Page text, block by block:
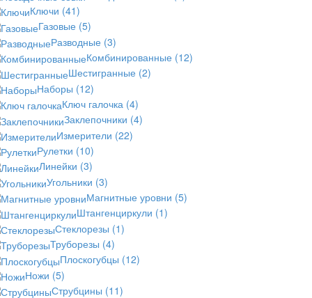
Ключи (41)
Газовые (5)
Разводные (3)
Комбинированные (12)
Шестигранные (2)
Наборы (12)
Ключ галочка (4)
Заклепочники (4)
Измерители (22)
Рулетки (10)
Линейки (3)
Угольники (3)
Магнитные уровни (5)
Штангенциркули (1)
Стеклорезы (1)
Труборезы (4)
Плоскогубцы (12)
Ножи (5)
Струбцины (11)